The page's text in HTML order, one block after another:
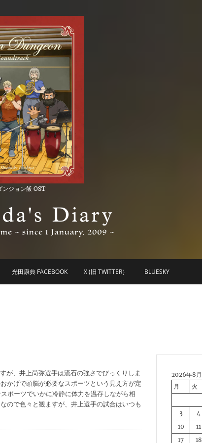
ンジョン飯 OST
光田康典 FACEBOOK X (旧 TWITTER） BLUESKY
、井上尚弥選手は流石の強さでびっくりしま
かげで頭脳が必要なスポーツという見え方が定
ポーツでいかに冷静に体力を温存しながら相
ので色々と観ますが、井上選手の試合はいつも
2026年8月
月
火
3
4
10
11
17
18